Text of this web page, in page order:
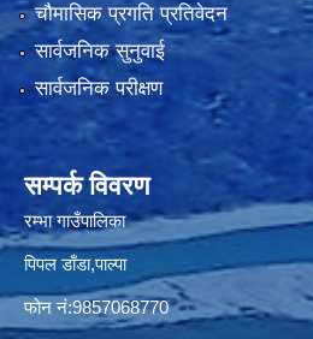
चौमासिक प्रगति प्रतिवेदन
सार्वजनिक सुनुवाई
सार्वजनिक परीक्षण
सम्पर्क विवरण
रम्भा गाउँपालिका
पिपल डाँडा,पाल्पा
फोन नं:9857068770